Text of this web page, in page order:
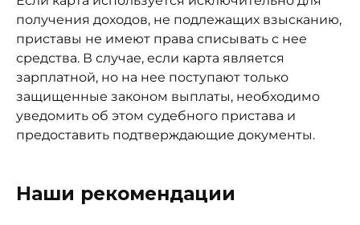
получения доходов, не подлежащих взысканию,
приставы не имеют права списывать с нее
средства. В случае, если карта является
зарплатной, но на нее поступают только
защищенные законом выплаты, необходимо
уведомить об этом судебного пристава и
предоставить подтверждающие документы.
Наши рекомендации